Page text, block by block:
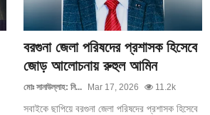
বরগুনা জেলা পরিষদের প্রশাসক হিসেবে
জোড় আলোচনায় রুহুল আমিন
মোঃ সানাউল্লাহ: নি... Mar 17, 2026 11.2k
সবাইকে ছাপিয়ে বরগুনা জেলা পরিষদের প্রশাসক হিসেবে